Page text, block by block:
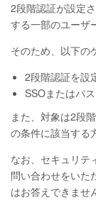
2段階認証が設定
する一部のユーザ
そのため、以下の
2段階認証を設
SSOまたはパ
また、対象は2段
の条件に該当する
なお、セキュリテ
問い合わせをいた
はお答えできませ